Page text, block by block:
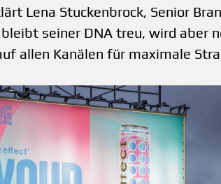
Lena Stuckenbrock, Senior
seiner DNA treu, wird aber
allen Kanälen für maximale